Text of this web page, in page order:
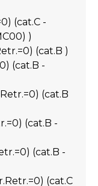
(cat.C -
)
(cat.B )
(cat.B -
(cat.B
(cat.B -
(cat.B -
(cat.C